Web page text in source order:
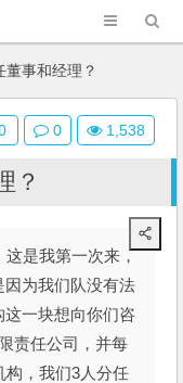
董事和经理？
？
这是我第一次来，
为我们队没有法
一块想向你们咨
责任公司，并每
构，我们3人分任
0 1,538